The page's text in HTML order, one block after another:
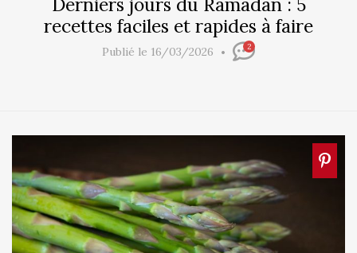
recettes faciles et rapides à faire
Publié le 16/03/2026 2